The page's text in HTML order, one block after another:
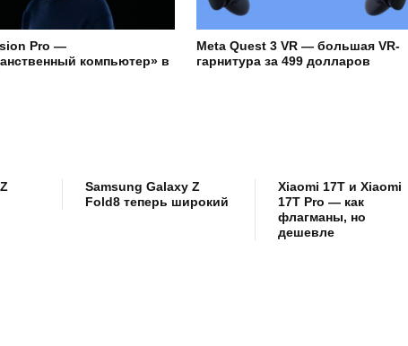
Pro —
компьютер» в
Meta Quest 3 VR — большая VR-
гарнитура за 499 долларов
Samsung Galaxy Z
Fold8 теперь широкий
Xiaomi 17T и Xiaomi
17T Pro — как
флагманы, но
дешевле